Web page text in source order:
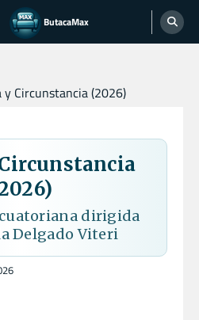
ButacaMax
y Circunstancia (2026)
dirigida
Delgado Viteri